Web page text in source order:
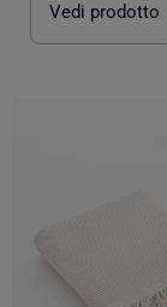
Vedi prodotto